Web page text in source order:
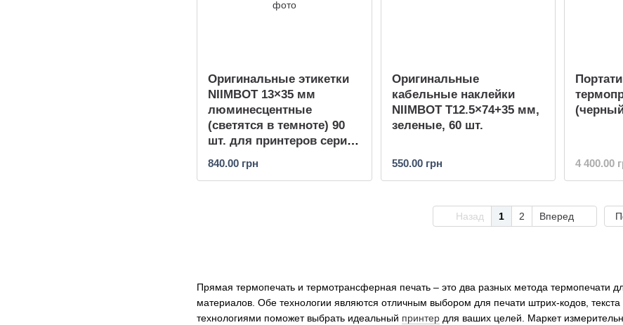
Прямая термопечать и термотрансферная печать – это два разных метода термопечати
материалов. Обе технологии являются отличным выбором для печати штрих-кодов,
технологиями поможет выбрать идеальный принтер для ваших целей. Маркет
Оригинальные этикетки
NIIMBOT 13×35 мм
люминесцентные
(светятся в темноте) 90
шт. для принтеров серии
D (D11, D110, D101)
840.00 грн
Оригинальные
кабельные наклейки
NIIMBOT T12.5×74+35 мм,
зеленые, 60 шт.
550.00 грн 4 400.00
Назад 1 2 Вперед